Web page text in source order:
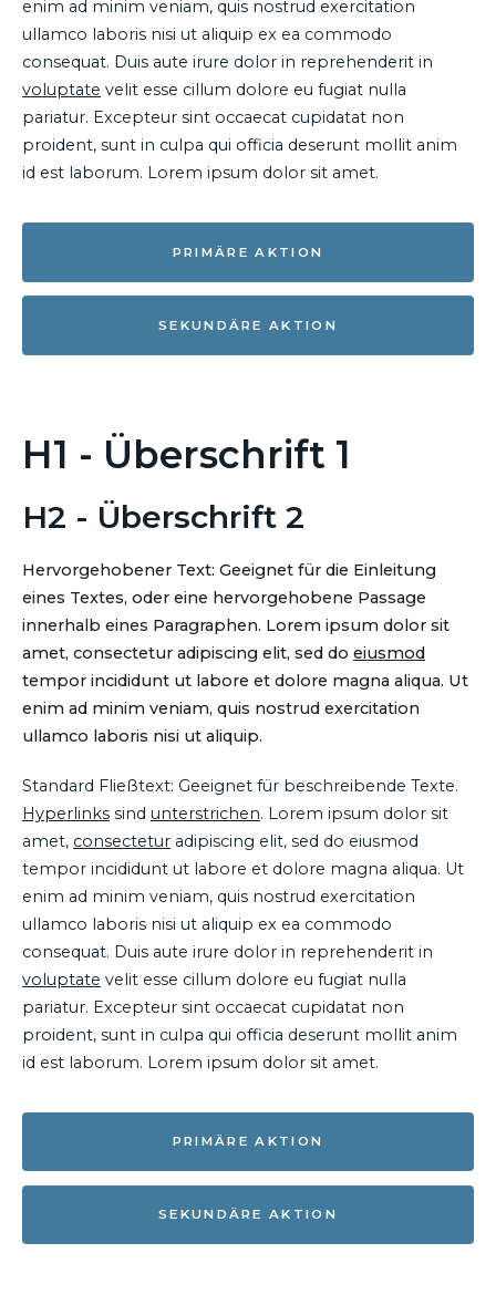
enim ad minim veniam, quis nostrud exercitation
ullamco laboris nisi ut aliquip ex ea commodo
consequat. Duis aute irure dolor in reprehenderit in
voluptate velit esse cillum dolore eu fugiat nulla
pariatur. Excepteur sint occaecat cupidatat non
proident, sunt in culpa qui officia deserunt mollit anim
id est laborum. Lorem ipsum dolor sit amet.
PRIMÄRE AKTION
SEKUNDÄRE AKTION
H1 - Überschrift 1
H2 - Überschrift 2
Hervorgehobener Text: Geeignet für die Einleitung
eines Textes, oder eine hervorgehobene Passage
innerhalb eines Paragraphen. Lorem ipsum dolor sit
amet, consectetur adipiscing elit, sed do eiusmod
tempor incididunt ut labore et dolore magna aliqua. Ut
enim ad minim veniam, quis nostrud exercitation
ullamco laboris nisi ut aliquip.
Standard Fließtext: Geeignet für beschreibende Texte.
Hyperlinks sind unterstrichen. Lorem ipsum dolor sit
amet, consectetur adipiscing elit, sed do eiusmod
tempor incididunt ut labore et dolore magna aliqua. Ut
enim ad minim veniam, quis nostrud exercitation
ullamco laboris nisi ut aliquip ex ea commodo
consequat. Duis aute irure dolor in reprehenderit in
voluptate velit esse cillum dolore eu fugiat nulla
pariatur. Excepteur sint occaecat cupidatat non
proident, sunt in culpa qui officia deserunt mollit anim
id est laborum. Lorem ipsum dolor sit amet.
PRIMÄRE AKTION
SEKUNDÄRE AKTION